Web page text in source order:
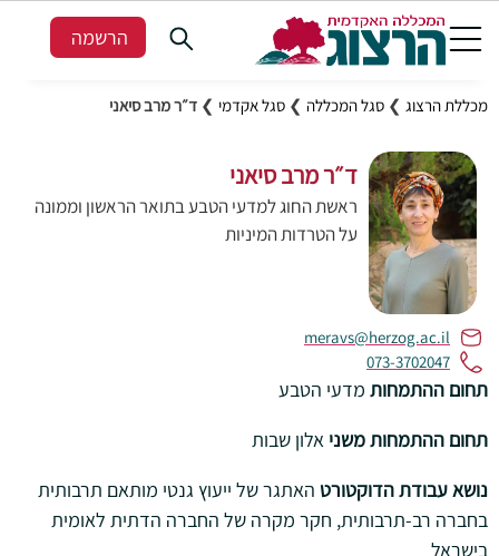
הרשמה
מכללת הרצוג ❯ סגל המכללה ❯ סגל אקדמי ❯ ד״ר מרב סיאני
ד״ר מרב סיאני
ראשת החוג למדעי הטבע בתואר הראשון וממונה
על הטרדות המיניות
meravs@herzog.ac.il
073-3702047
תחום ההתמחות מדעי הטבע
תחום ההתמחות משני אלון שבות
נושא עבודת הדוקטורט האתגר של ייעוץ גנטי מותאם תרבותית
בחברה רב-תרבותית, חקר מקרה של החברה הדתית לאומית
בישראל